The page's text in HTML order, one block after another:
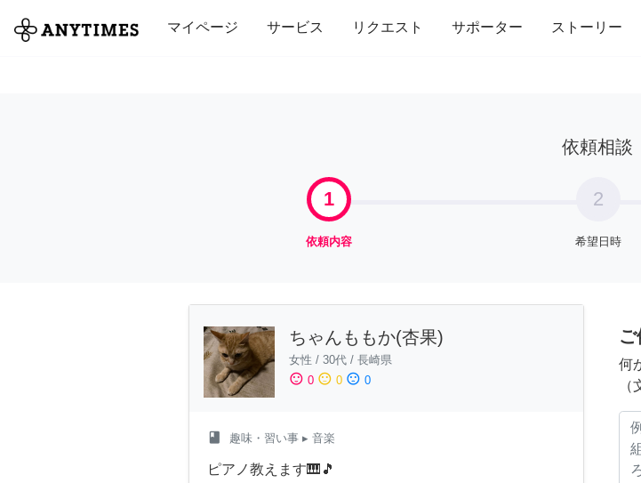
マイページ サービス リクエスト サポーター ストーリー
全て 修理・組立 家事 引っ越し インテリア 趣味・習い事
依頼相談
1
依頼内容
2
希望日時
ちゃんももか(杏果)
女性 / 30代 / 長崎県
sentiment_satisfied 0 sentiment_neutral 0 sentiment_dissatisfied 0
class 趣味・習い事 ▸ 音楽
ピアノ教えます🎹🎵
何